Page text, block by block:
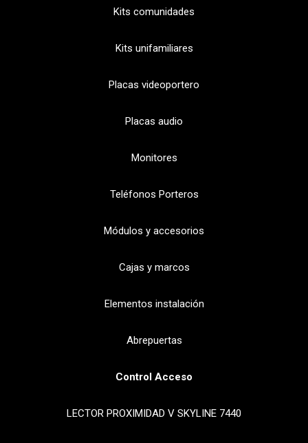
Kits comunidades
Kits unifamiliares
Placas videoportero
Placas audio
Monitores
Teléfonos Porteros
Módulos y accesorios
Cajas y marcos
Elementos instalación
Abrepuertas
Control Acceso
LECTOR PROXIMIDAD V SKYLINE 7440